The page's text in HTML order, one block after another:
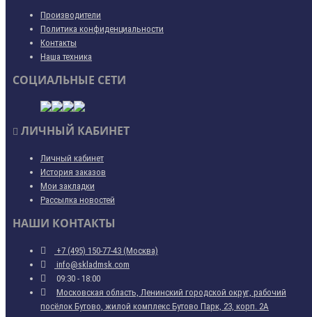
Производители
Политика конфиденциальности
Контакты
Наша техника
СОЦИАЛЬНЫЕ СЕТИ
ЛИЧНЫЙ КАБИНЕТ
Личный кабинет
История заказов
Мои закладки
Рассылка новостей
НАШИ КОНТАКТЫ
+7 (495) 150-77-43 (Москва)
info@skladmsk.com
09:30 - 18:00
Московская область, Ленинский городской округ, рабочий
посёлок Бутово, жилой комплекс Бутово Парк, 23, корп. 2А